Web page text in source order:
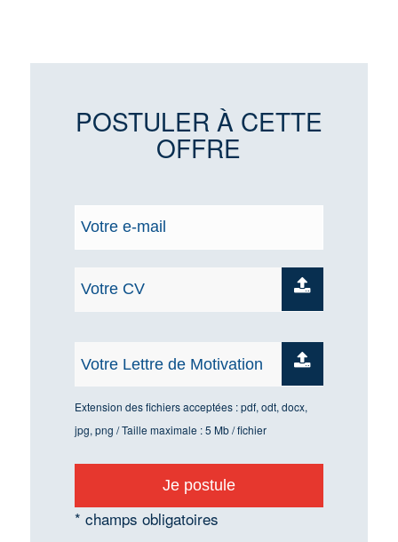
POSTULER À CETTE
OFFRE
Extension des fichiers acceptées : pdf, odt, docx,
jpg, png / Taille maximale : 5 Mb / fichier
* champs obligatoires